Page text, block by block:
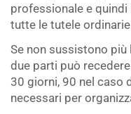
professionale e
tutte le tutele
Se non sussistono
due parti può
30 giorni, 90 nel caso
necessari per